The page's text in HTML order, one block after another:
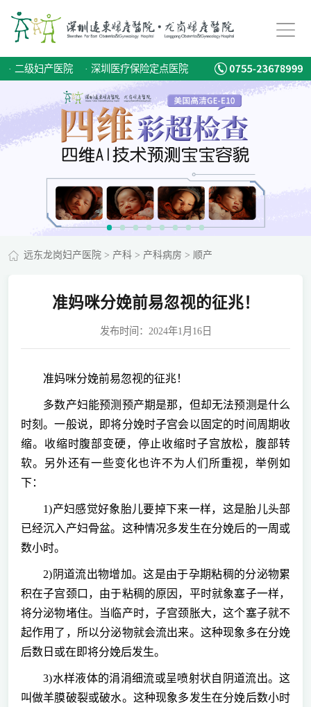
· 二级妇产医院 · 深圳医疗保险定点医院
远东龙岗妇产医院> 产科> 产科病房 > 顺产
准妈咪分娩前易忽视的征兆！
发布时间：2024年1月16日
准妈咪分娩前易忽视的征兆！
多数产妇能预测预产期是那，但却无法预测是什么
时刻。一般说，即将分娩时子宫会以固定的时间周期收
缩。收缩时腹部变硬，停止收缩时子宫放松，腹部转
软。另外还有一些变化也许不为人们所重视，举例如
下：
1)产妇感觉好象胎儿要掉下来一样，这是胎儿头部
已经沉入产妇骨盆。这种情况多发生在分娩后的一周或
数小时。
2)阴道流出物增加。这是由于孕期粘稠的分泌物累
积在子宫颈口，由于粘稠的原因，平时就象塞子一样，
将分泌物堵住。当临产时，子宫颈胀大，这个塞子就不
起作用了，所以分泌物就会流出来。这种现象多在分娩
后数日或在即将分娩后发生。
3)水样液体的涓涓细流或呈喷射状自阴道流出。这
叫做羊膜破裂或破水。这种现象多发生在分娩后数小时